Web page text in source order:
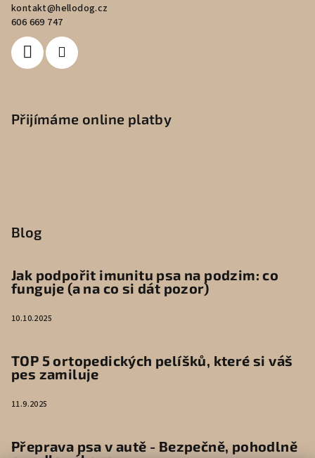
kontakt@hellodog.cz
606 669 747
Přijímáme online platby
Blog
Jak podpořit imunitu psa na podzim: co
funguje (a na co si dát pozor)
10.10.2025
TOP 5 ortopedických pelíšků, které si váš
pes zamiluje
11.9.2025
Přeprava psa v autě - Bezpečně, pohodlně